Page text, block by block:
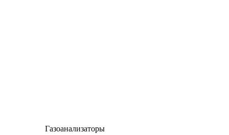
Газоанализаторы